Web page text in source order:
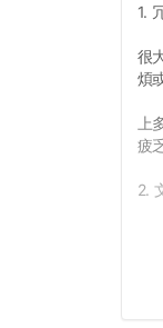
1.
很
煩
上
疲
2.